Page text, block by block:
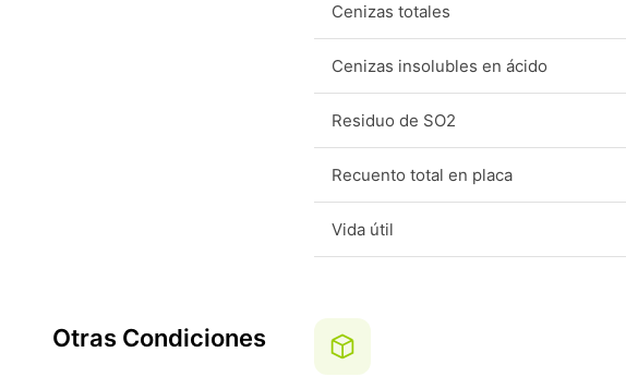
Cenizas totales
Cenizas insolubles en ácido
Residuo de SO2
Recuento total en placa
Vida útil
Otras Condiciones